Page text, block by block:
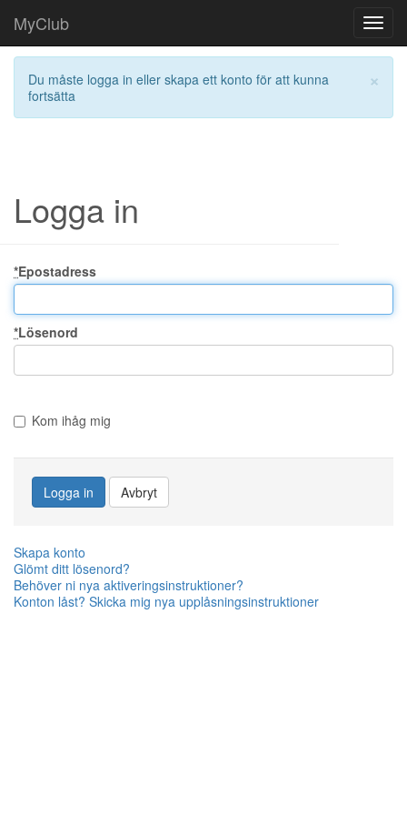
MyClub
×
Du måste logga in eller skapa ett konto för att kunna
fortsätta
Logga in
*Epostadress
*Lösenord
Kom ihåg mig
Logga in Avbryt
Skapa konto
Glömt ditt lösenord?
Behöver ni nya aktiveringsinstruktioner?
Konton låst? Skicka mig nya upplåsningsinstruktioner